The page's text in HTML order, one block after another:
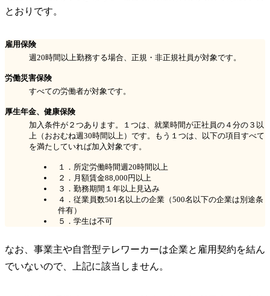
とおりです。
雇用保険
週20時間以上勤務する場合、正規・非正規社員が対象です。
労働災害保険
すべての労働者が対象です。
厚生年金、健康保険
加入条件が２つあります。１つは、就業時間が正社員の４分の３以
上（おおむね週30時間以上）です。もう１つは、以下の項目すべて
を満たしていれば加入対象です。
１．所定労働時間週20時間以上
２．月額賃金88,000円以上
３．勤務期間１年以上見込み
４．従業員数501名以上の企業（500名以下の企業は別途条
件有）
５．学生は不可
なお、事業主や自営型テレワーカーは企業と雇用契約を結ん
でいないので、上記に該当しません。